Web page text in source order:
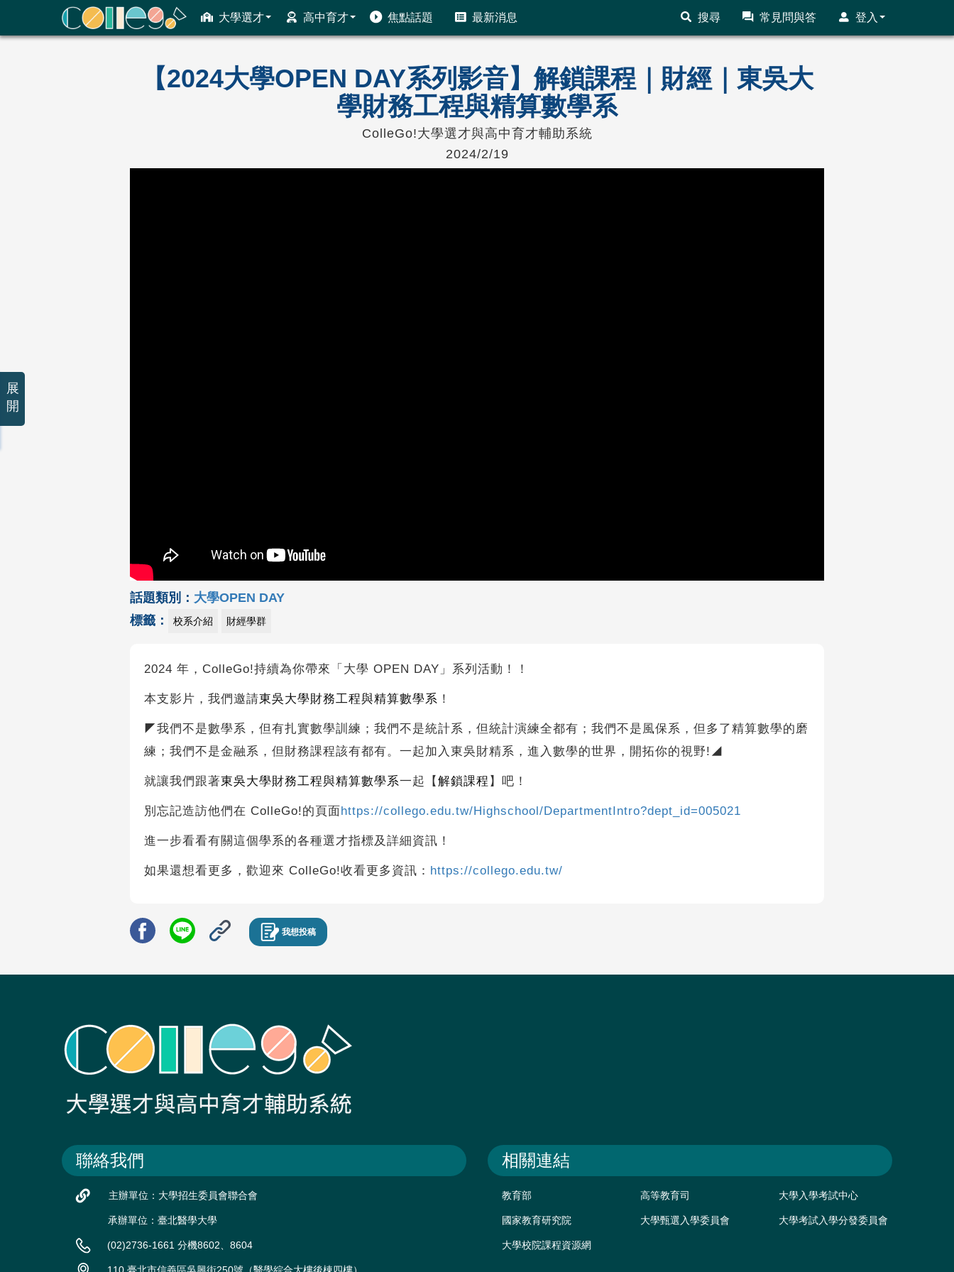
大學選才 高中育才 焦點話題 最新消息 搜尋 常見問與答 登入
ColleGo! 大學選才與高中育才輔助系統
【2024大學OPEN DAY系列影音】解鎖課程｜財經｜東吳大
學財務工程與精算數學系
ColleGo!大學選才與高中育才輔助系統
2024/2/19
話題類別： 大學OPEN DAY
標籤：
校系介紹 財經學群
2024 年，ColleGo!持續為你帶來「大學 OPEN DAY」系列活動！！
本支影片，我們邀請東吳大學財務工程與精算數學系 ！
◤我們不是數學系，但有扎實數學訓練；我們不是統計系，但統計演練全都有；我們不是風保系，但多了精算數學的磨
練；我們不是金融系，但財務課程該有都有。一起加入東吳財精系，進入數學的世界，開拓你的視野!◢
就讓我們跟著東吳大學財務工程與精算數學系一起【 解鎖課程 】吧！
別忘記造訪他們在 ColleGo!的頁面https://collego.edu.tw/Highschool/DepartmentIntro?dept_id=005021
進一步看看有關這個學系的各種選才指標及詳細資訊！
如果還想看更多，歡迎來 ColleGo!收看更多資訊： https://collego.edu.tw/
我想投稿
聯絡我們
主辦單位：大學招生委員會聯合會
承辦單位：臺北醫學大學
(02)2736-1661 分機8602、8604
110 臺北市信義區吳興街250號（醫學綜合大樓後棟四樓）
相關連結
教育部 高等教育司 大學入學考試中心
國家教育研究院 大學甄選入學委員會 大學考試入學分發委員會
大學校院課程資源網
展
開